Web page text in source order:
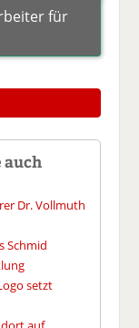
für
auch
Dr. Vollmuth
Schmid
setzt